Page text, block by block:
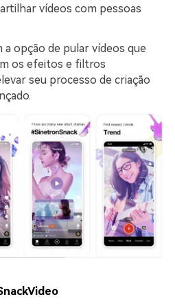
vídeos com pessoas
a opção de pular vídeos que
os efeitos e filtros
seu processo de criação